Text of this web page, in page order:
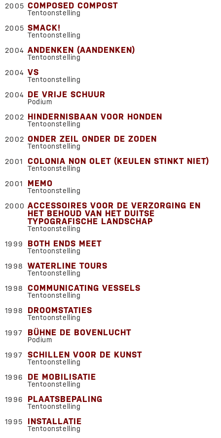
2005 COMPOSED COMPOST
Tentoonstelling
2005 SMACK!
Tentoonstelling
2004 ANDENKEN (AANDENKEN)
Tentoonstelling
2004 VS
Tentoonstelling
2004 DE VRIJE SCHUUR
Podium
2002 HINDERNISBAAN VOOR HONDEN
Tentoonstelling
2002 ONDER ZEIL ONDER DE ZODEN
Tentoonstelling
2001
COLONIA NON OLET (KEULEN STINKT NIET)
Tentoonstelling
2001
MEMO
Tentoonstelling
2000 ACCESSOIRES VOOR DE VERZORGING EN
HET BEHOUD VAN HET DUITSE
TYPOGRAFISCHE LANDSCHAP
Tentoonstelling
1999
BOTH ENDS MEET
Tentoonstelling
1998
WATERLINE TOURS
Tentoonstelling
1998
COMMUNICATING VESSELS
Tentoonstelling
1998
DROOMSTATIES
Tentoonstelling
1997
BÜHNE DE BOVENLUCHT
Podium
1997
SCHILLEN VOOR DE KUNST
Tentoonstelling
1996
DE MOBILISATIE
Tentoonstelling
1996
PLAATSBEPALING
Tentoonstelling
1995
INSTALLATIE
Tentoonstelling